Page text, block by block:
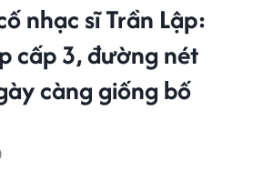
nhạc sĩ Trần Lập:
cấp 3, đường nét
càng giống bố